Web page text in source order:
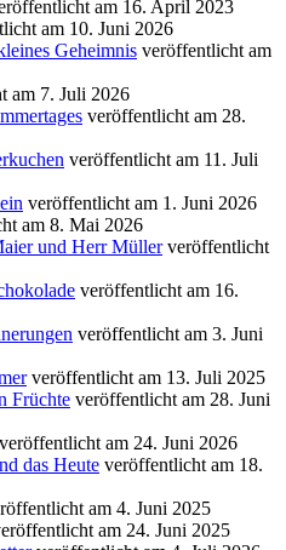
am 16. April 2023
am 10. Juni 2026
Geheimnis veröffentlicht am
am 7. Juli 2026
veröffentlicht am 28.
veröffentlicht am 11. Juli
veröffentlicht am 1. Juni 2026
am 8. Mai 2026
und Herr Müller veröffentlicht
veröffentlicht am 16.
veröffentlicht am 3. Juni
veröffentlicht am 13. Juli 2025
Früchte veröffentlicht am 28. Juni
veröffentlicht am 24. Juni 2026
das Heute veröffentlicht am 18.
am 4. Juni 2025
am 24. Juni 2025